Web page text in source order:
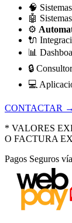
🧠
🤖 Sistemas
⚙️
🔌
📊
🔒
💻
CONTACTAR →
* VALORES
O FACTURA
Pagos Seguros